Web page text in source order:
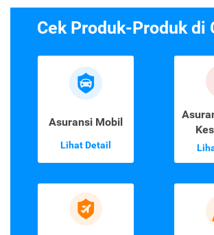
Cek Produk-Produk di
Asuransi Mobil
Lihat Detail